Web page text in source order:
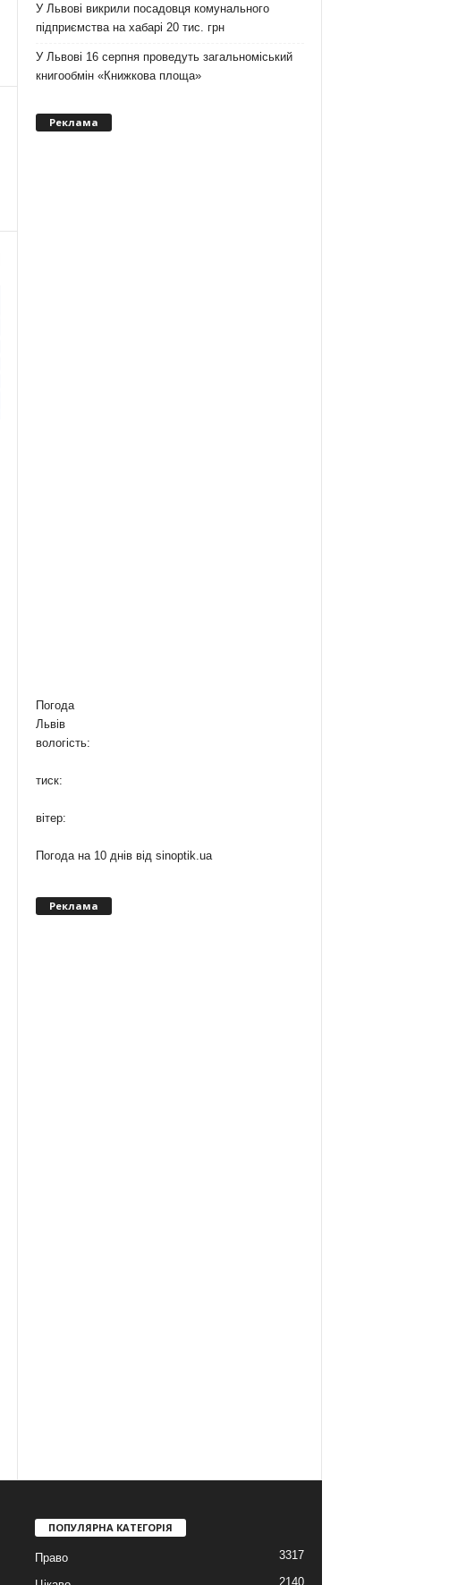
У Львові викрили посадовця комунального
підприємства на хабарі 20 тис. грн
У Львові 16 серпня проведуть загальноміський
книгообмін «Книжкова площа»
Реклама
Погода
Львів
вологість:
тиск:
вітер:
Погода на 10 днів від sinoptik.ua
Реклама
ПОПУЛЯРНА КАТЕГОРІЯ
Право 3317
2140